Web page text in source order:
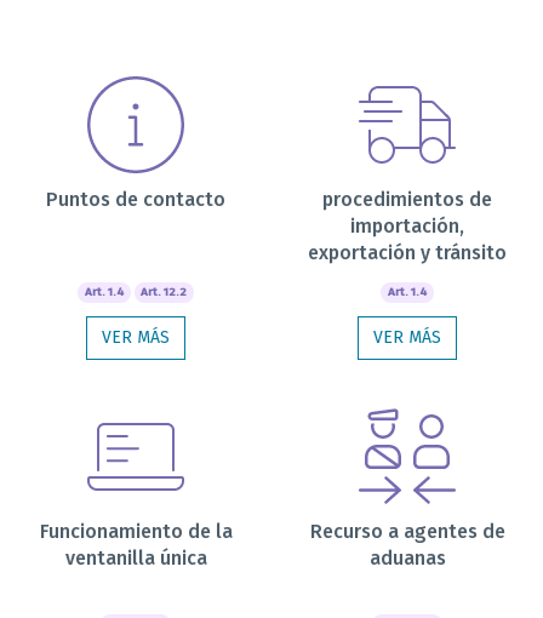
Puntos de contacto
Art. 1.4 Art. 12.2
VER MÁS
procedimientos de
importación,
exportación y tránsito
Art. 1.4
VER MÁS
Funcionamiento de la
ventanilla única
Recurso a agentes de
aduanas